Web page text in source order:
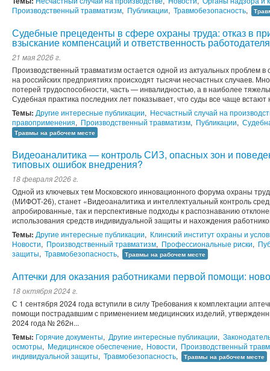
Производственный травматизм, Публикации, Травмобезопасность,
Судебные прецеденты в сфере охраны труда: отказ в
взыскание компенсаций и ответственность работодателя
21 мая 2026 г.
Производственный травматизм остается одной из актуальных проблем
на российских предприятиях происходят тысячи несчастных случаев.
потерей трудоспособности, часть — инвалидностью, а в наиболее
Судебная практика последних лет показывает, что суды все чаще
Темы: Другие интересные публикации, Несчастный случай на
правоприменения, Производственный травматизм, Публикации,
Травмы на рабочем месте
Видеоаналитика — контроль СИЗ, опасных зон и
типовых ошибок внедрения?
18 февраля 2026 г.
Одной из ключевых тем Московского инновационного форума охраны
(МИФОТ-26), станет «Видеоаналитика и интеллектуальный контроль
апробированные, так и перспективные подходы к распознаванию
использования средств индивидуальной защиты и нахождения
Темы: Другие интересные публикации, Клинский институт охраны и
Новости, Производственный травматизм, Профессиональные риски,
защиты, Травмобезопасность, Травмы на рабочем месте
Аптечки для оказания работниками первой помощи:
18 октября 2024 г.
С 1 сентября 2024 года вступили в силу Требования к комплектации
помощи пострадавшим с применением медицинских изделий,
2024 года № 262н...
Темы: Горячие документы, Другие интересные публикации,
осмотры, Медицинское обеспечение, Новости, Производственный
индивидуальной защиты, Травмобезопасность, Травмы на рабочем месте